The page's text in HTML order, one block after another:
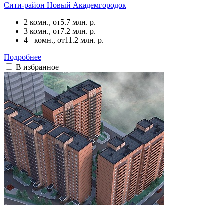
Сити-район Новый Академгородок
2 комн., от5.7 млн. р.
3 комн., от7.2 млн. р.
4+ комн., от11.2 млн. р.
Подробнее
В избранное